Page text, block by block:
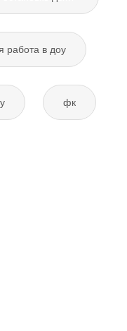
работа в доу
фк